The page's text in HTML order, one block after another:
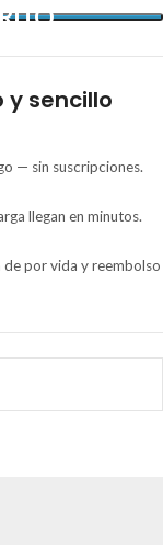
sencillo
— sin suscripciones.
llegan en minutos.
de por vida y reembolso